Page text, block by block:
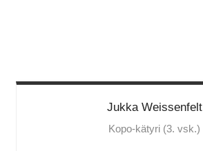
Jukka Weissenfelt
Kopo-kätyri (3. vsk.)